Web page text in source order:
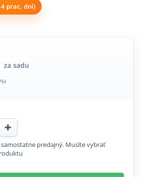
prac. dní)
za sadu
predajný. Musíte vybrať